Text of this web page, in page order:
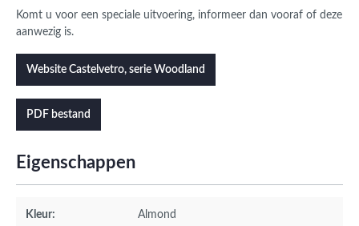
Komt u voor een speciale uitvoering, informeer dan vooraf of deze
aanwezig is.
Website Castelvetro, serie Woodland
PDF bestand
Eigenschappen
Kleur: Almond